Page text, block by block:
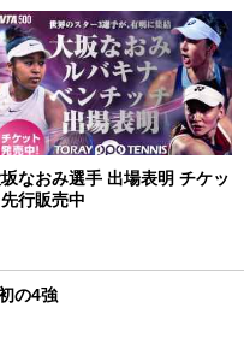
なおみ選手 出場表明 チケッ
先行販売中
の4強